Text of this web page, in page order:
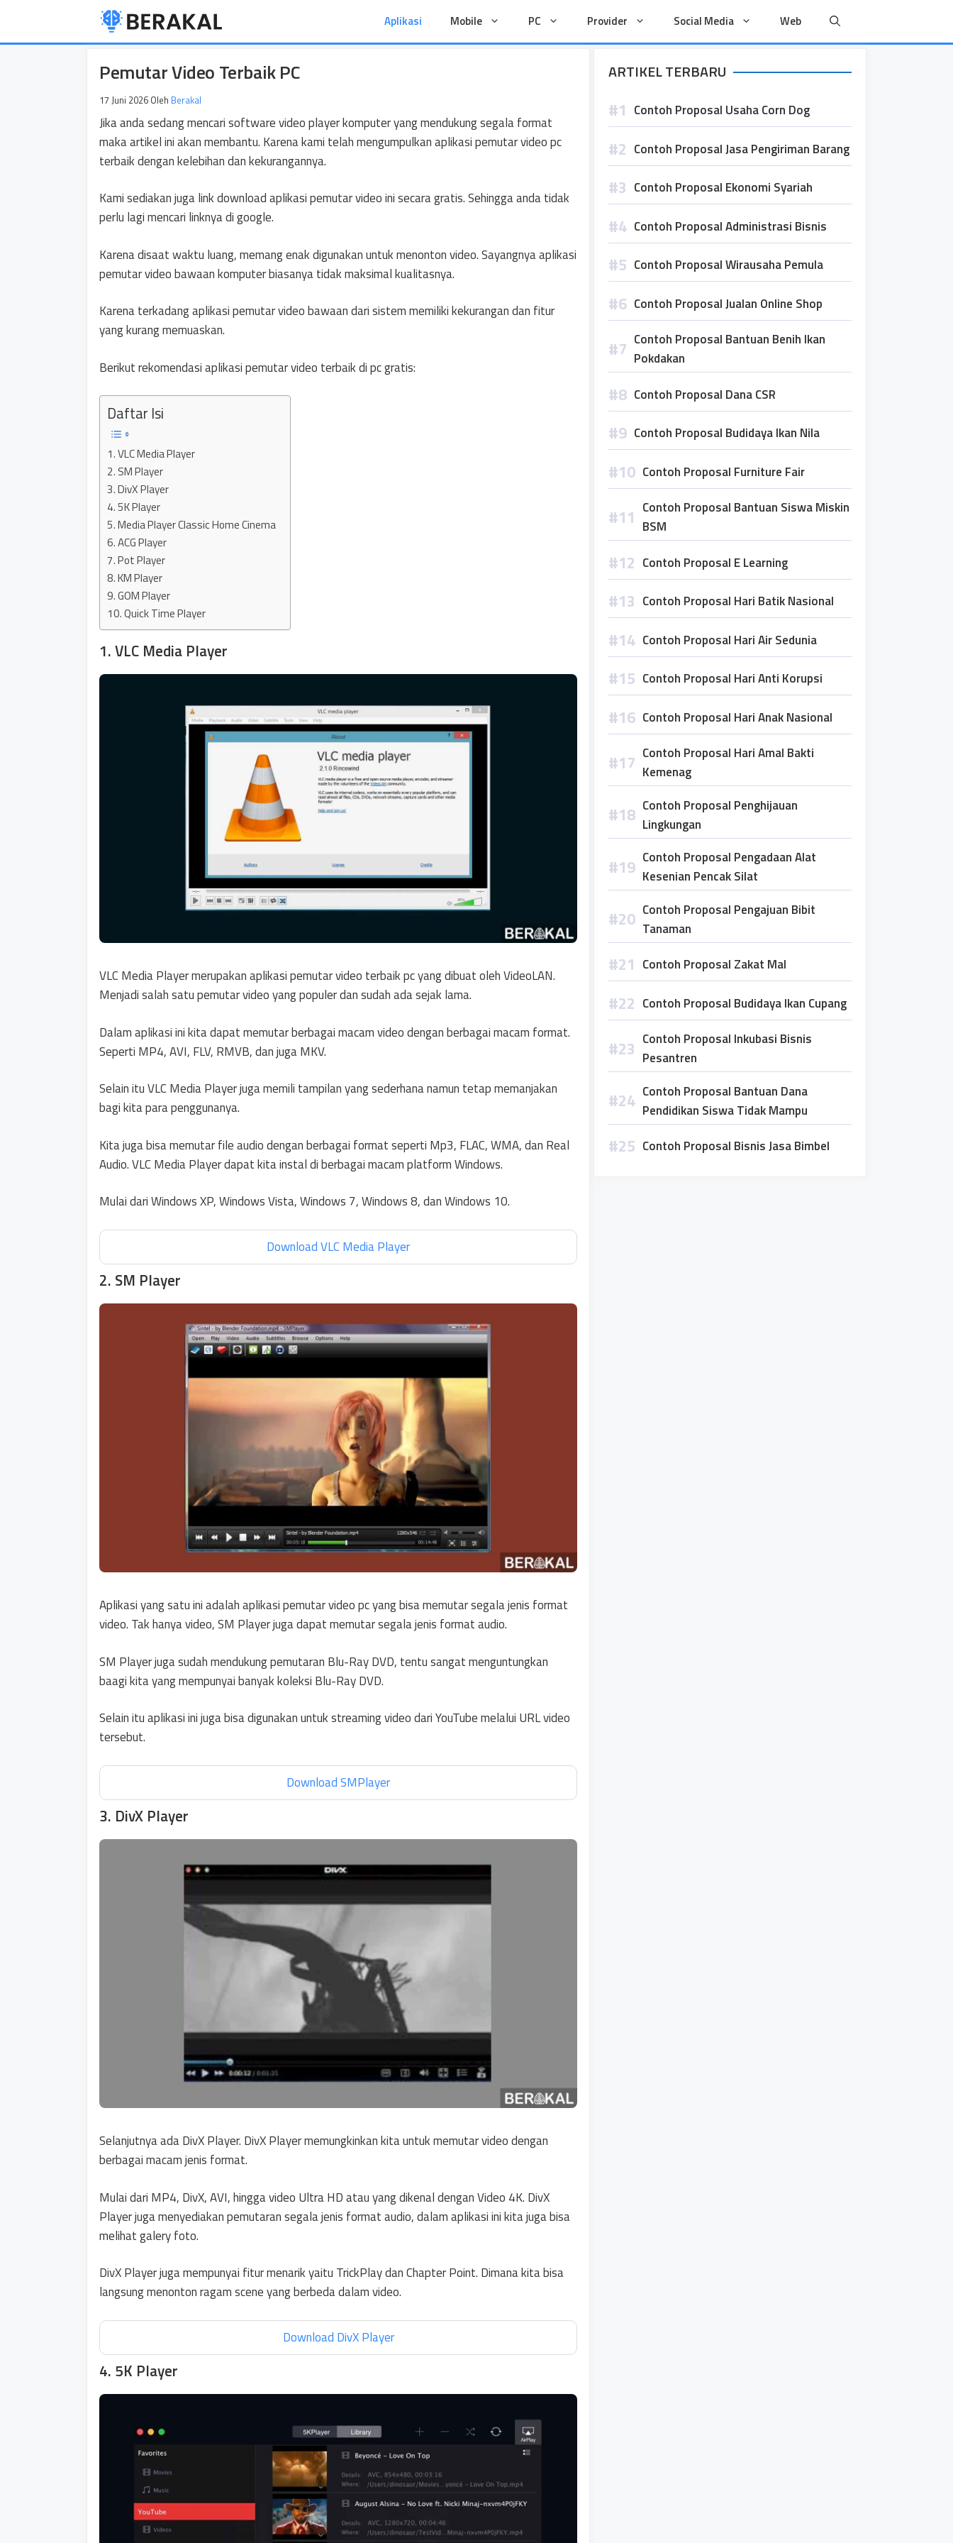
isi
Aplikasi Mobile PC Provider Social Media Web
Pemutar Video Terbaik PC
17 Juni 2026 Oleh Berakal
Jika anda sedang mencari software video player komputer yang mendukung segala format
maka artikel ini akan membantu. Karena kami telah mengumpulkan aplikasi pemutar video pc
terbaik dengan kelebihan dan kekurangannya.
Kami sediakan juga link download aplikasi pemutar video ini secara gratis. Sehingga anda tidak
perlu lagi mencari linknya di google.
Karena disaat waktu luang, memang enak digunakan untuk menonton video. Sayangnya aplikasi
pemutar video bawaan komputer biasanya tidak maksimal kualitasnya.
Karena terkadang aplikasi pemutar video bawaan dari sistem memiliki kekurangan dan fitur
yang kurang memuaskan.
Berikut rekomendasi aplikasi pemutar video terbaik di pc gratis:
Daftar Isi
1. VLC Media Player
2. SM Player
3. DivX Player
4. 5K Player
5. Media Player Classic Home Cinema
6. ACG Player
7. Pot Player
8. KM Player
9. GOM Player
10. Quick Time Player
1. VLC Media Player
VLC Media Player merupakan aplikasi pemutar video terbaik pc yang dibuat oleh VideoLAN.
Menjadi salah satu pemutar video yang populer dan sudah ada sejak lama.
Dalam aplikasi ini kita dapat memutar berbagai macam video dengan berbagai macam format.
Seperti MP4, AVI, FLV, RMVB, dan juga MKV.
Selain itu VLC Media Player juga memili tampilan yang sederhana namun tetap memanjakan
bagi kita para penggunanya.
Kita juga bisa memutar file audio dengan berbagai format seperti Mp3, FLAC, WMA, dan Real
Audio. VLC Media Player dapat kita instal di berbagai macam platform Windows.
Mulai dari Windows XP, Windows Vista, Windows 7, Windows 8, dan Windows 10.
Download VLC Media Player
2. SM Player
Aplikasi yang satu ini adalah aplikasi pemutar video pc yang bisa memutar segala jenis format
video. Tak hanya video, SM Player juga dapat memutar segala jenis format audio.
SM Player juga sudah mendukung pemutaran Blu-Ray DVD, tentu sangat menguntungkan
baagi kita yang mempunyai banyak koleksi Blu-Ray DVD.
Selain itu aplikasi ini juga bisa digunakan untuk streaming video dari YouTube melalui URL video
tersebut.
Download SMPlayer
3. DivX Player
Selanjutnya ada DivX Player. DivX Player memungkinkan kita untuk memutar video dengan
berbagai macam jenis format.
Mulai dari MP4, DivX, AVI, hingga video Ultra HD atau yang dikenal dengan Video 4K. DivX
Player juga menyediakan pemutaran segala jenis format audio, dalam aplikasi ini kita juga bisa
melihat galery foto.
DivX Player juga mempunyai fitur menarik yaitu TrickPlay dan Chapter Point. Dimana kita bisa
langsung menonton ragam scene yang berbeda dalam video.
Download DivX Player
4. 5K Player
ARTIKEL TERBARU
Contoh Proposal Usaha Corn Dog
Contoh Proposal Jasa Pengiriman Barang
Contoh Proposal Ekonomi Syariah
Contoh Proposal Administrasi Bisnis
Contoh Proposal Wirausaha Pemula
Contoh Proposal Jualan Online Shop
Contoh Proposal Bantuan Benih Ikan
Pokdakan
Contoh Proposal Dana CSR
Contoh Proposal Budidaya Ikan Nila
Contoh Proposal Furniture Fair
Contoh Proposal Bantuan Siswa Miskin
BSM
Contoh Proposal E Learning
Contoh Proposal Hari Batik Nasional
Contoh Proposal Hari Air Sedunia
Contoh Proposal Hari Anti Korupsi
Contoh Proposal Hari Anak Nasional
Contoh Proposal Hari Amal Bakti
Kemenag
Contoh Proposal Penghijauan
Lingkungan
Contoh Proposal Pengadaan Alat
Kesenian Pencak Silat
Contoh Proposal Pengajuan Bibit
Tanaman
Contoh Proposal Zakat Mal
Contoh Proposal Budidaya Ikan Cupang
Contoh Proposal Inkubasi Bisnis
Pesantren
Contoh Proposal Bantuan Dana
Pendidikan Siswa Tidak Mampu
Contoh Proposal Bisnis Jasa Bimbel